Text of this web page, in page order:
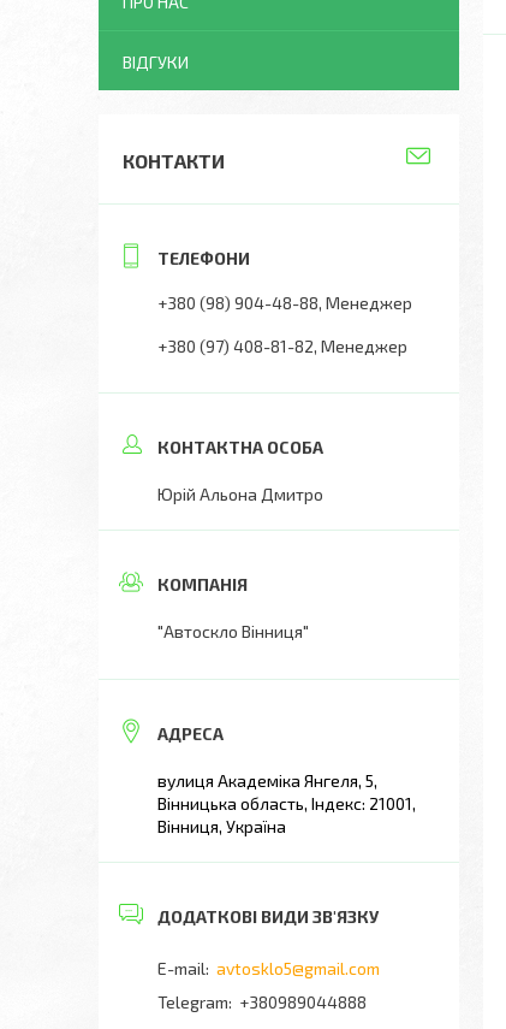
ВІДГУКИ
КОНТАКТИ
+380 (98) 904-48-88 Менеджер
+380 (97) 408-81-82 Менеджер
Юрій Альона Дмитро
"Автоскло Вінниця"
вулиця Академіка Янгеля, 5,
Вінницька область, Індекс: 21001,
Вінниця, Україна
avtosklo5@gmail.com
+380989044888